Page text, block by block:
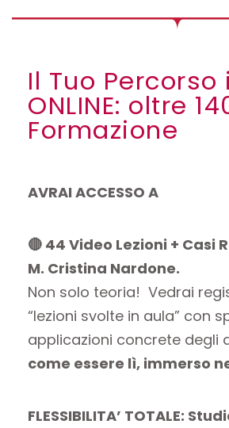
Il Tuo Percorso
ONLINE: oltre
Formazione
AVRAI ACCESSO A
🔴 44 Video Lezioni + Casi
M. Cristina Nardone.
Non solo teoria! Vedrai
“lezioni svolte in aula” con
applicazioni concrete degli
come essere lì, immerso
FLESSIBILITA’ TOTALE: